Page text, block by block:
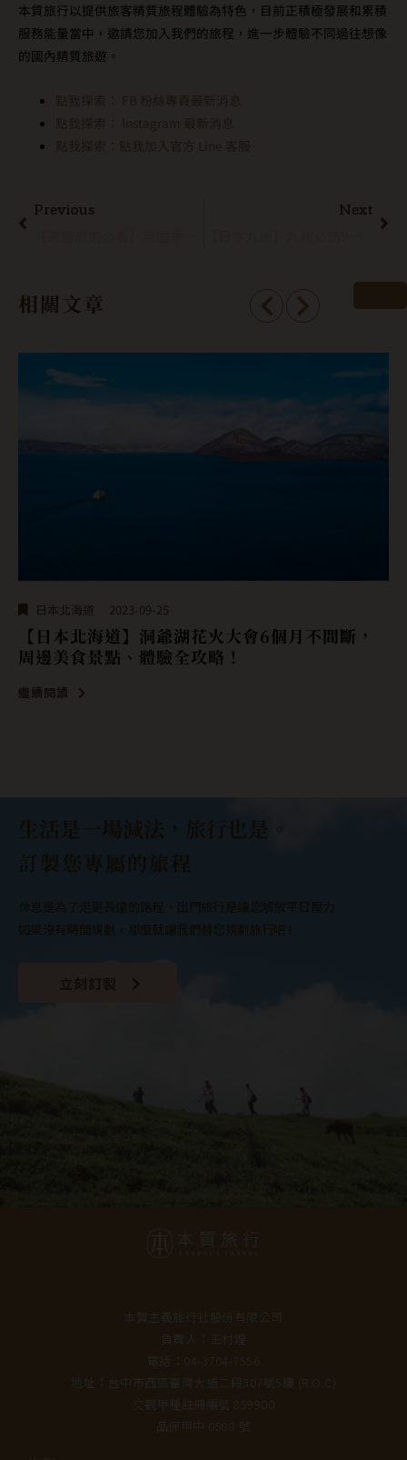
本質旅行以提供旅客精質旅程體驗為特色，目前正積極發展和累積
服務能量當中，邀請您加入我們的旅程，進一步體驗不同過往想像
的國內精質旅遊。
點我探索： FB 粉絲專頁最新消息
點我探索： Instagram 最新消息
點我探索：點我加入官方 Line 客服
Previous Next
相關文章
日本北海道 2023-09-25
【日本北海道】洞爺湖花火大會6個月不間斷，
周邊美食景點、體驗全攻略！
繼續閱讀
生活是一場減法，旅行也是。
訂製您專屬的旅程
休息是為了走更長遠的路程，出門旅行是讓您解放平日壓力
如果沒有時間規劃，那麼就讓我們替您規劃旅行吧 !
本質主義旅行社股份有限公司
負責人：王村煌
電話：04-3704-7556
地址：台中市西區臺灣大道二段307號5樓 (R.O.C)
交觀甲種註冊編號 859900
品保甲中 0588 號